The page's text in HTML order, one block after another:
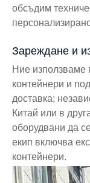
обсъдим
Зареждане и
Ние използваме
контейнери и
доставка;
Китай или в
оборудвани да
екип включва
контейнери.